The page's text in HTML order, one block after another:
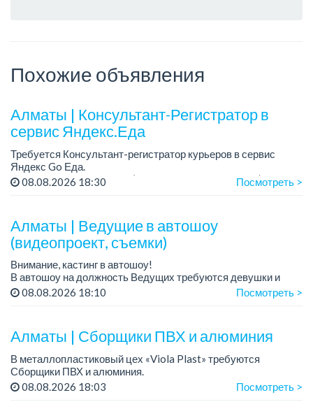
Похожие объявления
Алматы | Консультант-Регистратор в
сервис Яндекс.Еда
Требуется Консультант-регистратор курьеров в сервис
Яндекс Go Еда.
Условия: работа в офисе (Абылай хана - Макатаева).
08.08.2026 18:30 Посмотреть >
Алматы | Ведущие в автошоу
(видеопроект, съемки)
Внимание, кастинг в автошоу!
В автошоу на должность Ведущих требуются девушки и
парни. А также авто эксперты и авто перекупы.
08.08.2026 18:10 Посмотреть >
Алматы | Сборщики ПВХ и алюминия
В металлопластиковый цех «Viola Plast» требуются
Сборщики ПВХ и алюминия.
График работы: 5/2, с 08.00 до 17.00.
08.08.2026 18:03 Посмотреть >